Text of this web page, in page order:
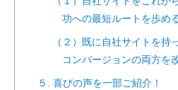
功への最短ルートを歩め
（２）既に自社サイトを持
コンバージョンの両方を
５. 喜びの声を一部ご紹介！